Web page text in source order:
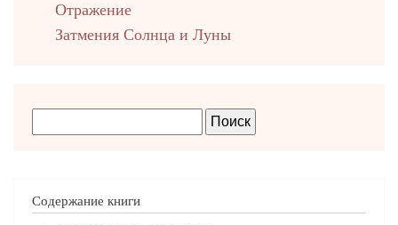
Отражение
Затмения Солнца и Луны
Содержание книги